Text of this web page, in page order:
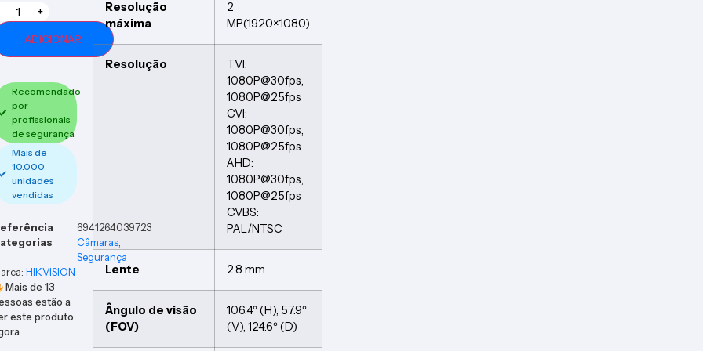
+
ADICIONAR
Recomendado
por
profissionais
de segurança
Mais de
10.000
unidades
vendidas
6941264039723
Câmaras,
Segurança
HIKVISION
Mais de13
estão a
este produto
Resolução
máxima
2
MP(1920×1080)
Resolução
TVI:
1080P@30fps,
1080P@25fps
CVI:
1080P@30fps,
1080P@25fps
AHD:
1080P@30fps,
1080P@25fps
CVBS:
PAL/NTSC
Lente 2.8 mm
Ângulo de visão
(FOV)
106.4º (H), 57.9º
(V), 124.6º (D)